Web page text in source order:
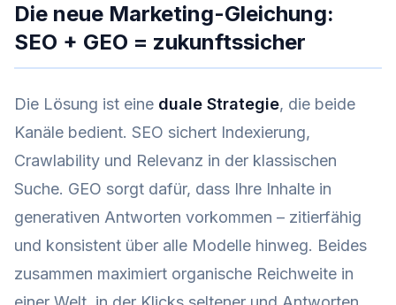
Die neue Marketing-Gleichung:
SEO + GEO = zukunftssicher
Die Lösung ist eine duale Strategie, die beide
Kanäle bedient. SEO sichert Indexierung,
Crawlability und Relevanz in der klassischen
Suche. GEO sorgt dafür, dass Ihre Inhalte in
generativen Antworten vorkommen – zitierfähig
und konsistent über alle Modelle hinweg. Beides
zusammen maximiert organische Reichweite in